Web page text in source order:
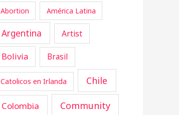
Abortion América Latina
Argentina Artist
Bolivia Brasil
Catolicos en Irlanda Chile
Colombia Community